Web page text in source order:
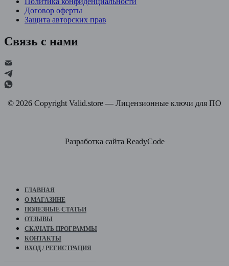
Договор оферты
Защита авторских прав
Связь с нами
© 2026 Copyright Valid.store — Лицензионные ключи для ПО
Разработка сайта ReadyCode
ГЛАВНАЯ
О МАГАЗИНЕ
ПОЛЕЗНЫЕ СТАТЬИ
ОТЗЫВЫ
СКАЧАТЬ ПРОГРАММЫ
КОНТАКТЫ
ВХОД / РЕГИСТРАЦИЯ